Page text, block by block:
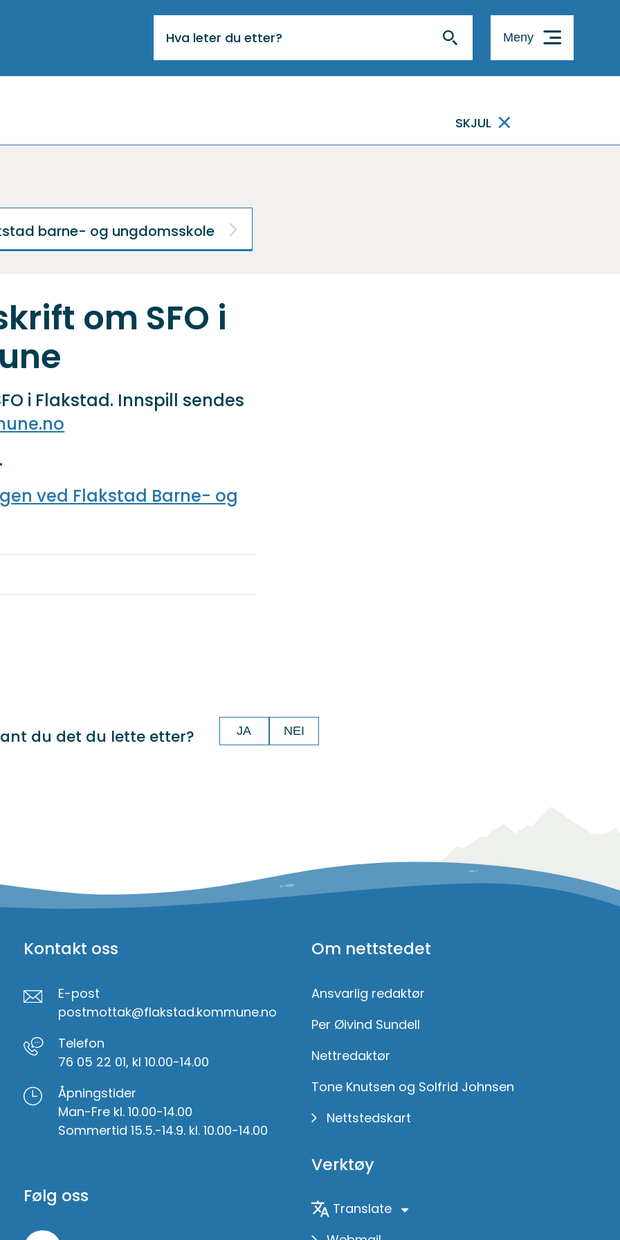
Meny
MELDING
SKJUL
barne- og ungdomsskole
om SFO i
i Flakstad. Innspill sendes
ved Flakstad Barne- og
du det du lette etter? JA NEI
Kontakt oss
E-post
postmottak@flakstad.kommune.no
Telefon
76 05 22 01, kl 10.00-14.00
Åpningstider
Man-Fre kl. 10.00-14.00
Sommertid 15.5.-14.9. kl. 10.00-14.00
Følg oss
Om nettstedet
Ansvarlig redaktør
Per Øivind Sundell
Nettredaktør
Tone Knutsen og Solfrid Johnsen
Nettstedskart
Verktøy
Translate